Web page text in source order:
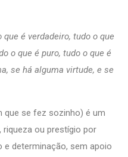
é verdadeiro, tudo o que
o que é puro, tudo o que é
se há alguma virtude, e se
que se fez sozinho) é um
riqueza ou prestígio por
determinação, sem apoio